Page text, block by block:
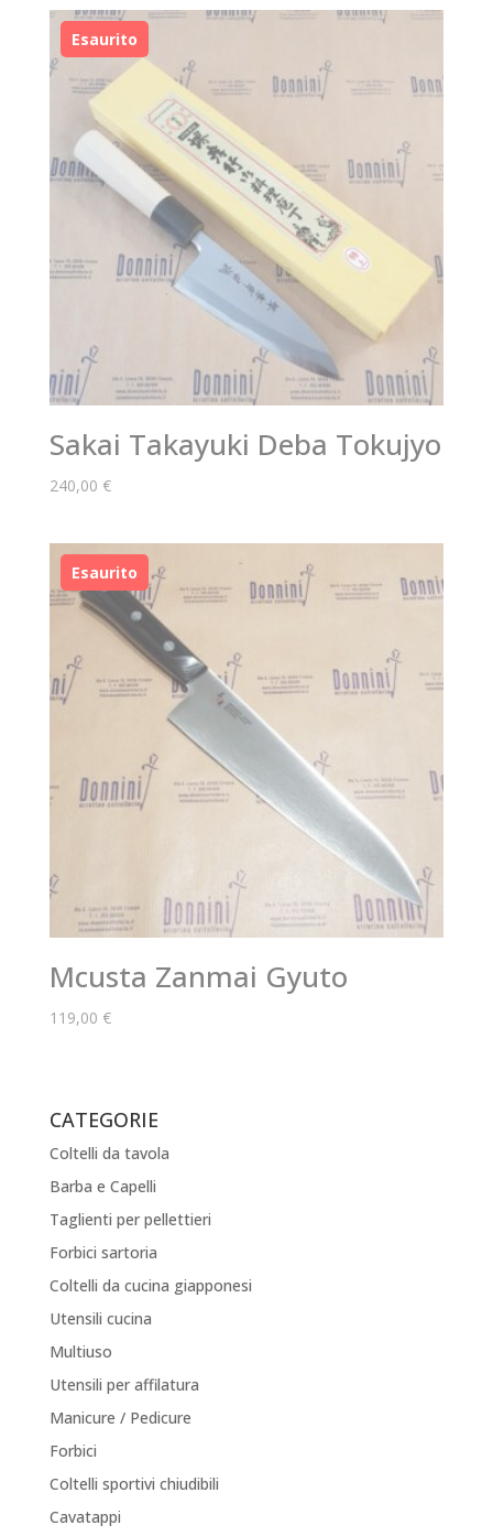
Sakai Takayuki Deba Tokujyo
240,00 €
Mcusta Zanmai Gyuto
119,00 €
CATEGORIE
Coltelli da tavola
Barba e Capelli
Taglienti per pellettieri
Forbici sartoria
Coltelli da cucina giapponesi
Utensili cucina
Multiuso
Utensili per affilatura
Manicure / Pedicure
Forbici
Coltelli sportivi chiudibili
Cavatappi